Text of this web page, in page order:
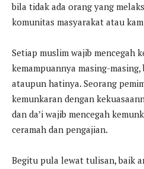
bila tidak ada orang yang
komunitas masyarakat atau
Setiap muslim wajib mencegah
kemampuannya masing-
ataupun hatinya. Seorang
kemunkaran dengan
dan da’i wajib mencegah
ceramah dan pengajian.
Begitu pula lewat tulisan, baik